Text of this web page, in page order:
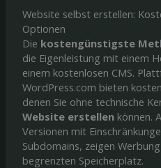
Website selbst erstellen:
Optionen
Die kostengünstigste
die Eigenleistung mit einem
einem kostenlosen CMS.
WordPress.com bieten
denen Sie ohne technische
Website erstellen können.
Versionen mit
Subdomains, zeigen
begrenzten Speicherplatz.